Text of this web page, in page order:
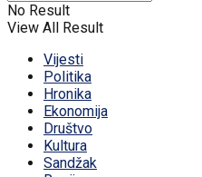
No Result
View All Result
Vijesti
Politika
Hronika
Ekonomija
Društvo
Kultura
Sandžak